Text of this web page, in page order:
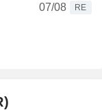
07/08
RE